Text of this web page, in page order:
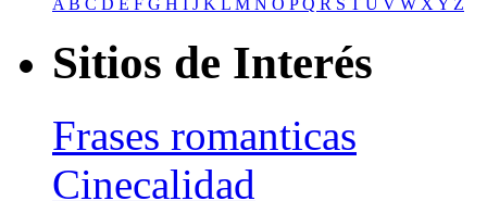
A B C D E F G H I J K L M N O PQ R S T U V W X Y Z
Sitios de Interés
Frases romanticas
Cinecalidad